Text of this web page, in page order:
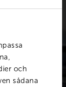
och
sådana
vad din bil är